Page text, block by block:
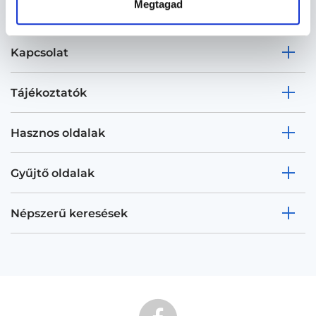
Megtagad
Kapcsolat
Tájékoztatók
Hasznos oldalak
Gyűjtő oldalak
Népszerű keresések